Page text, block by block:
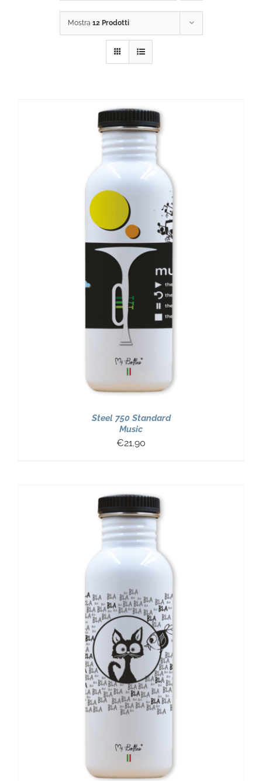
Mostra 12 Prodotti
Steel 750 Standard
Music
€21.90